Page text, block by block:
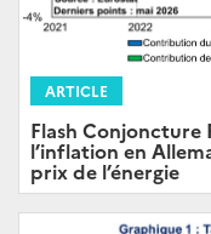
ARTICLE
Flash Conjoncture
l’inflation en
prix de l’énergie